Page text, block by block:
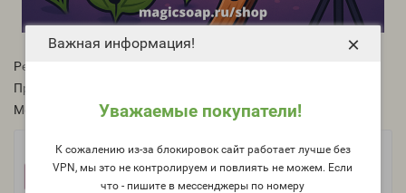
Важная информация!
Уважаемые покупатели!
К сожалению из-за блокировок сайт работает лучше без
VPN, мы это не контролируем и повлиять не можем. Если
что - пишите в мессенджеры по номеру
×
Рейтинг:
Производитель:
Модель:
O-428-FR
Фасовка:
1 186 руб. 50 г 662 руб.